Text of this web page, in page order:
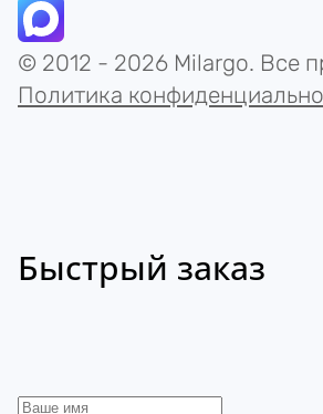
© 2012 - 2026 Milargo. Все
Политика
Быстрый заказ